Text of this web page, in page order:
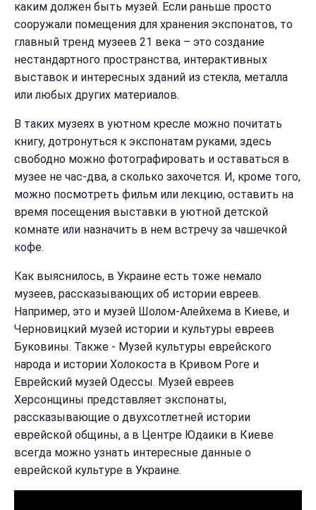
каким должен быть музей. Если раньше просто
сооружали помещения для хранения экспонатов, то
главный тренд музеев 21 века – это создание
нестандартного пространства, интерактивных
выставок и интересных зданий из стекла, металла
или любых других материалов.
В таких музеях в уютном кресле можно почитать
книгу, дотронуться к экспонатам руками, здесь
свободно можно фотографировать и оставаться в
музее не час-два, а сколько захочется. И, кроме того,
можно посмотреть фильм или лекцию, оставить на
время посещения выставки в уютной детской
комнате или назначить в нем встречу за чашечкой
кофе.
Как выяснилось, в Украине есть тоже немало
музеев, рассказывающих об истории евреев.
Например, это и музей Шолом-Алейхема в Киеве, и
Черновицкий музей истории и культуры евреев
Буковины. Также - Музей культуры еврейского
народа и истории Холокоста в Кривом Роге и
Еврейский музей Одессы. Музей евреев
Херсонщины представляет экспонаты,
рассказывающие о двухсотлетней истории
еврейской общины, а в Центре Юдаики в Киеве
всегда можно узнать интересные данные о
еврейской культуре в Украине.